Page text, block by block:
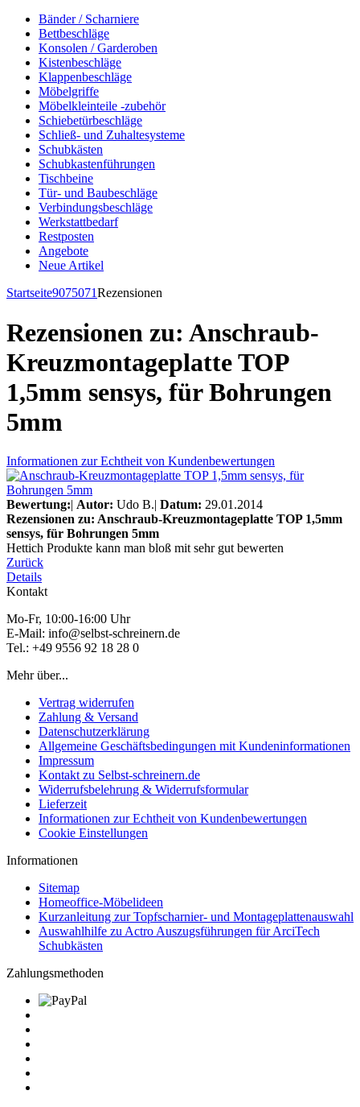
Bänder / Scharniere
Bettbeschläge
Konsolen / Garderoben
Kistenbeschläge
Klappenbeschläge
Möbelgriffe
Möbelkleinteile -zubehör
Schiebetürbeschläge
Schließ- und Zuhaltesysteme
Schubkästen
Schubkastenführungen
Tischbeine
Tür- und Baubeschläge
Verbindungsbeschläge
Werkstattbedarf
Restposten
Angebote
Neue Artikel
Startseite9075071Rezensionen
Rezensionen zu: Anschraub-
Kreuzmontageplatte TOP
1,5mm sensys, für Bohrungen
5mm
Informationen zur Echtheit von Kundenbewertungen
Bewertung:| Autor: Udo B.| Datum: 29.01.2014
Rezensionen zu: Anschraub-Kreuzmontageplatte TOP 1,5mm
sensys, für Bohrungen 5mm
Hettich Produkte kann man bloß mit sehr gut bewerten
Zurück
Details
Kontakt
Mo-Fr, 10:00-16:00 Uhr
E-Mail: info@selbst-schreinern.de
Tel.: +49 9556 92 18 28 0
Mehr über...
Vertrag widerrufen
Zahlung & Versand
Datenschutzerklärung
Allgemeine Geschäftsbedingungen mit Kundeninformationen
Impressum
Kontakt zu Selbst-schreinern.de
Widerrufsbelehrung & Widerrufsformular
Lieferzeit
Informationen zur Echtheit von Kundenbewertungen
Cookie Einstellungen
Informationen
Sitemap
Homeoffice-Möbelideen
Kurzanleitung zur Topfscharnier- und Montageplattenauswahl
Auswahlhilfe zu Actro Auszugsführungen für ArciTech
Schubkästen
Zahlungsmethoden